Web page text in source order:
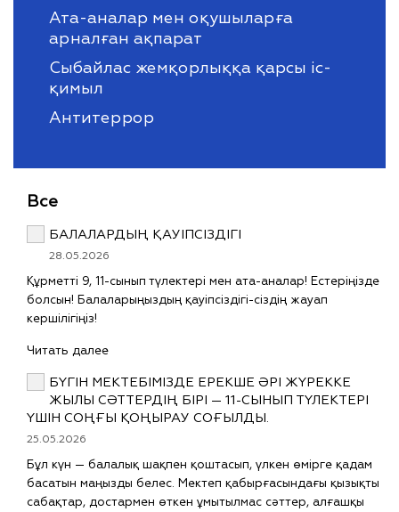
Ата-аналар мен оқушыларға
арналған ақпарат
Сыбайлас жемқорлыққа қарсы іс-
қимыл
Антитеррор
Все
БАЛАЛАРДЫҢ ҚАУІПСІЗДІГІ
28.05.2026
Құрметті 9, 11-сынып түлектері мен ата-аналар! Естеріңізде
болсын! Балаларыңыздың қауіпсіздігі-сіздің жауап
кершілігіңіз!
Читать далее
БҮГІН МЕКТЕБІМІЗДЕ ЕРЕКШЕ ӘРІ ЖҮРЕККЕ
ЖЫЛЫ СӘТТЕРДІҢ БІРІ — 11-СЫНЫП ТҮЛЕКТЕРІ
ҮШІН СОҢҒЫ ҚОҢЫРАУ СОҒЫЛДЫ.
25.05.2026
Бұл күн — балалық шақпен қоштасып, үлкен өмірге қадам
басатын маңызды белес. Мектеп қабырғасындағы қызықты
сабақтар, достармен өткен ұмытылмас сәттер, алғашқы